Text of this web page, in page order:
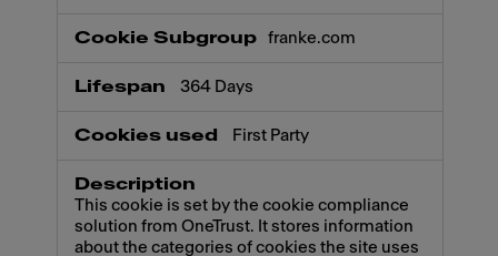
franke.com
364 Days
First Party
This cookie is set by the cookie compliance
solution from OneTrust. It stores information
about the categories of cookies the site uses